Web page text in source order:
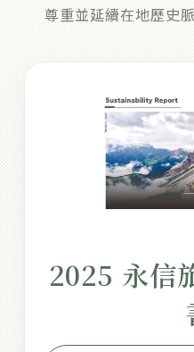
尊重並延續在地歷史
2025 永信